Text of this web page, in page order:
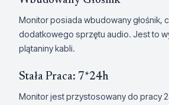
Monitor posiada wbudowany głośnik,
dodatkowego sprzętu audio. Jest to
plątaniny kabli.
Stała Praca: 7*24h
Monitor jest przystosowany do pracy